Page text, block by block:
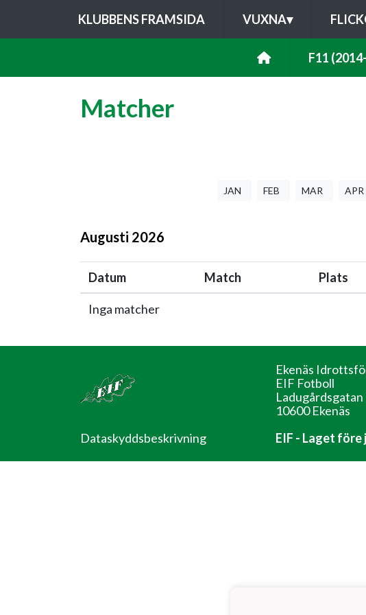
KLUBBENS FRAMSIDA VUXNA▾
F11
Matcher
JAN FEB MAR APR
Augusti 2026
Datum Match Plats
Inga matcher
Dataskyddsbeskrivning
Ekenäs
EIF Fotboll
Ladugårdsgatan
10600 Ekenäs
EIF - Laget